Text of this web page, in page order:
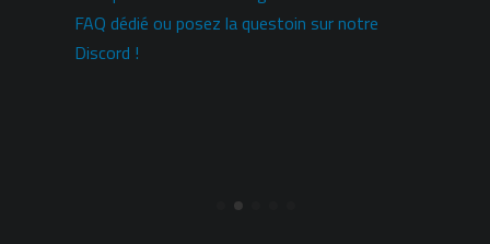
FAQ dédié ou posez la questoin sur notre
Discord !